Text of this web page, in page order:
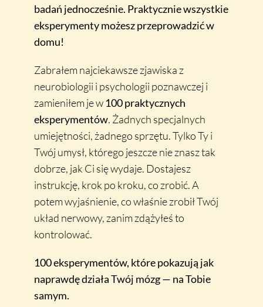
badań jednocześnie. Praktycznie wszystkie
eksperymenty możesz przeprowadzić w
domu!
Zabrałem najciekawsze zjawiska z
neurobiologii i psychologii poznawczej i
zamieniłem je w 100 praktycznych
eksperymentów. Żadnych specjalnych
umiejętności, żadnego sprzętu. Tylko Ty i
Twój umysł, którego jeszcze nie znasz tak
dobrze, jak Ci się wydaje. Dostajesz
instrukcję, krok po kroku, co zrobić. A
potem wyjaśnienie, co właśnie zrobił Twój
układ nerwowy, zanim zdążyłeś to
kontrolować.
100 eksperymentów, które pokazują jak
naprawdę działa Twój mózg — na Tobie
samym.